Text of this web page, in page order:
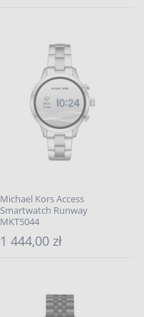
Michael Kors Access
Smartwatch Runway
MKT5044
1 444,00 zł